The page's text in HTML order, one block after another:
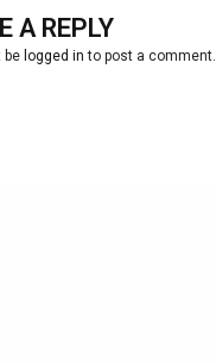
A REPLY
be logged in to post a comment.